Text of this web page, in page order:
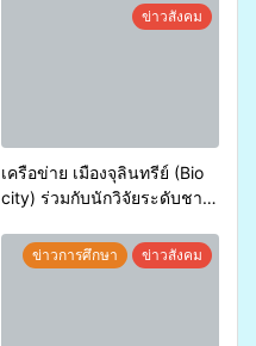
ข่าวสังคม
เครือข่าย เมืองจุลินทรีย์ (Bio
city) ร่วมกับนักวิจัยระดับชาติ
ประโยชน์จากสาหร่ายและ
เห็ดไมคอร์ไรซาสำหรับปลูกไม้
ข่าวการศึกษา ข่าวสังคม